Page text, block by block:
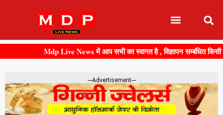
Mdp Live News में आप सभी का स्वागत है , विज्ञापन सम्बंधित किसी भी
---Advertisement---